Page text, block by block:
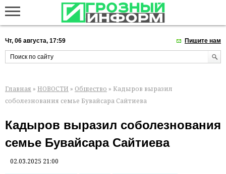
Чт, 06 августа, 17:59 Пишите нам
Главная » НОВОСТИ » Общество » Кадыров выразил
соболезнования семье Бувайсара Сайтиева
Кадыров выразил соболезнования
семье Бувайсара Сайтиева
02.03.2025 21:00